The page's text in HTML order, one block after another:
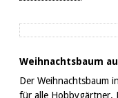
Weihnachtsbaum
Der Weihnachtsbaum
für alle Hobbygärtner.